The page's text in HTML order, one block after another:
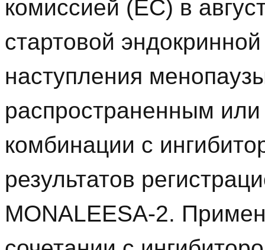
комиссией (EC) в
стартовой
наступления
распространенным
комбинации с
результатов
MONALEESA-2.